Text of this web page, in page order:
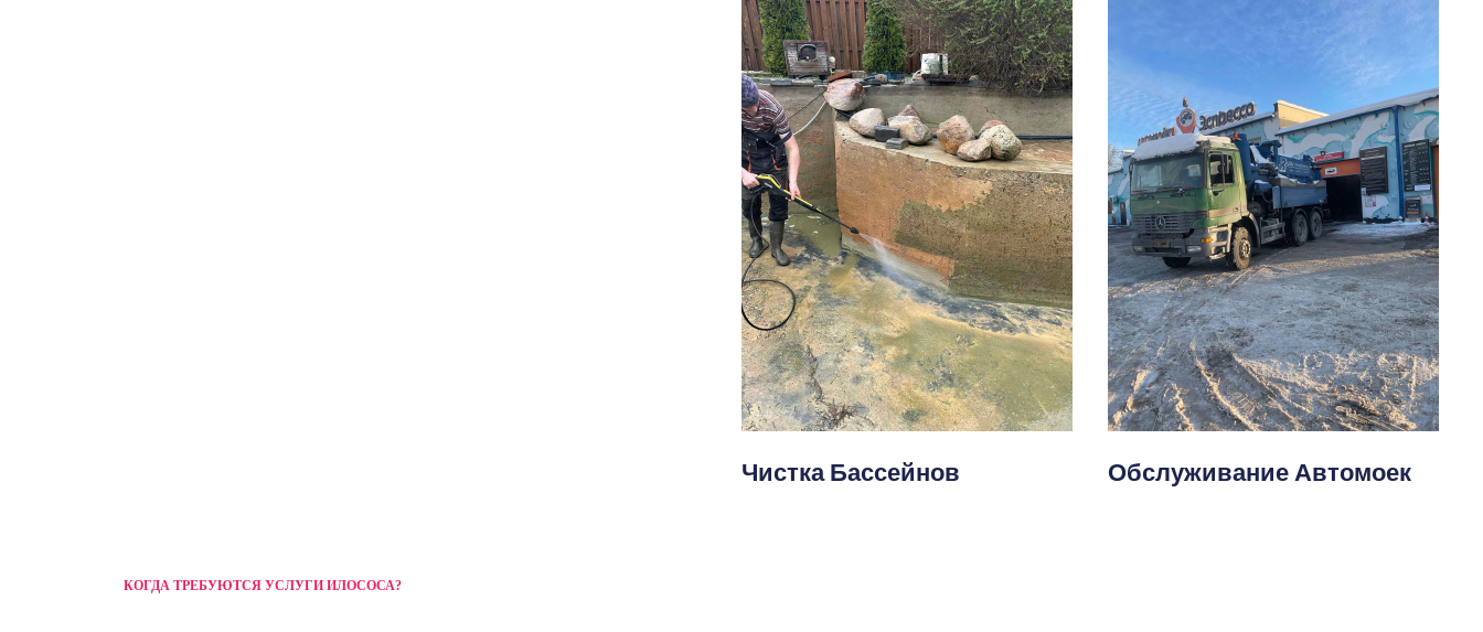
Чистка Бассейнов Обслуживание Автомоек
КОГДА ТРЕБУЮТСЯ УСЛУГИ ИЛОСОСА?